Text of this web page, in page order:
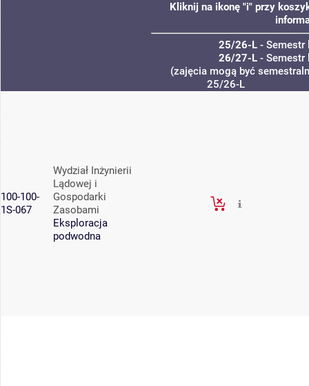
Kliknij na ikonę "i" przy
25/26-L- Semestr
26/27-L- Semestr
(zajęcia mogą być
25/26-L
100-100-
1S-067
Wydział Inżynierii
Lądowej i
Gospodarki
Zasobami
Eksploracja
podwodna